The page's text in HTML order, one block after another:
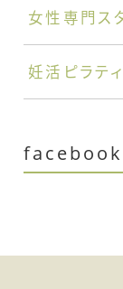
女性専門ス
妊活ピラテ
facebook